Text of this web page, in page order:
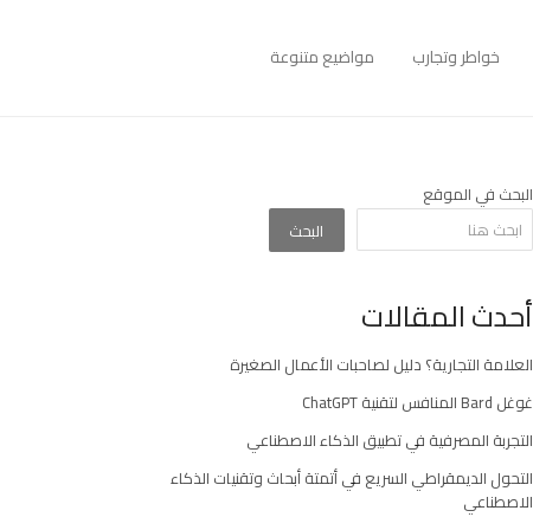
خواطر وتجارب مواضيع متنوعة
البحث في الموقع
البحث
أحدث المقالات
العلامة التجارية؟ دليل لصاحبات الأعمال الصغيرة
غوغل Bard المنافس لتقنية ChatGPT
التجربة المصرفية في تطبيق الذكاء الاصطناعي
التحول الديمقراطي السريع في أتمتة أبحاث وتقنيات الذكاء
الاصطناعي